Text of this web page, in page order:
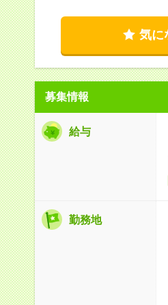
気に
募集情報
給与
勤務地